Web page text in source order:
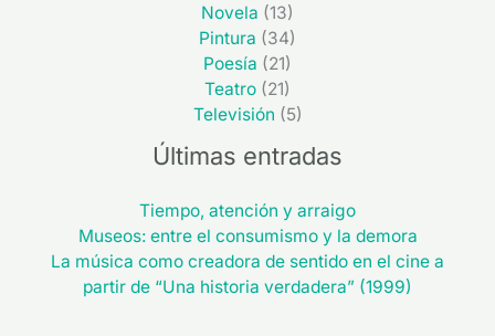
Novela (13)
Pintura (34)
Poesía (21)
Teatro (21)
Televisión (5)
Últimas entradas
Tiempo, atención y arraigo
Museos: entre el consumismo y la demora
La música como creadora de sentido en el cine a
partir de “Una historia verdadera” (1999)